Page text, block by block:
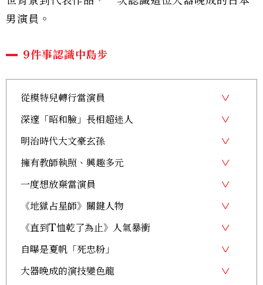
男演員。
9件事認識中島步
從模特兒轉行當演員
深邃「昭和臉」長相超迷人
明治時代大文豪玄孫
擁有教師執照、興趣多元
一度想放棄當演員
《地獄占星師》關鍵人物
《直到T恤乾了為止》人氣暴衝
自曝是夏帆「死忠粉」
大器晚成的演技變色龍